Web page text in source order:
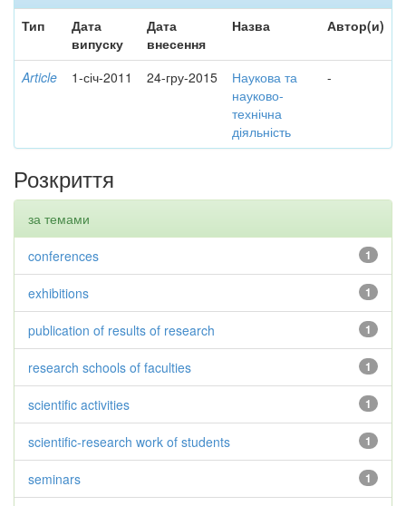
Тип
Дата
випуску
Дата
внесення
Назва Автор(и)
Article 1-січ-2011 24-гру-2015
Наукова та
науково-
технічна
діяльність
-
Розкриття
за темами
1
conferences
1
exhibitions
1
publication of results of research
1
research schools of faculties
1
scientific activities
1
scientific-research work of students
1
seminars